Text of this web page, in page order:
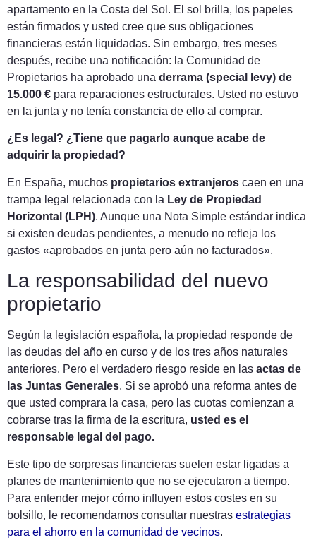
apartamento en la Costa del Sol. El sol brilla, los papeles
están firmados y usted cree que sus obligaciones
financieras están liquidadas. Sin embargo, tres meses
después, recibe una notificación: la Comunidad de
Propietarios ha aprobado una derrama (special levy) de
15.000 € para reparaciones estructurales. Usted no estuvo
en la junta y no tenía constancia de ello al comprar.
¿Es legal? ¿Tiene que pagarlo aunque acabe de
adquirir la propiedad?
En España, muchos propietarios extranjeros caen en una
trampa legal relacionada con la Ley de Propiedad
Horizontal (LPH). Aunque una Nota Simple estándar indica
si existen deudas pendientes, a menudo no refleja los
gastos «aprobados en junta pero aún no facturados».
La responsabilidad del nuevo
propietario
Según la legislación española, la propiedad responde de
las deudas del año en curso y de los tres años naturales
anteriores. Pero el verdadero riesgo reside en las actas de
las Juntas Generales. Si se aprobó una reforma antes de
que usted comprara la casa, pero las cuotas comienzan a
cobrarse tras la firma de la escritura, usted es el
responsable legal del pago.
Este tipo de sorpresas financieras suelen estar ligadas a
planes de mantenimiento que no se ejecutaron a tiempo.
Para entender mejor cómo influyen estos costes en su
bolsillo, le recomendamos consultar nuestras estrategias
para el ahorro en la comunidad de vecinos.